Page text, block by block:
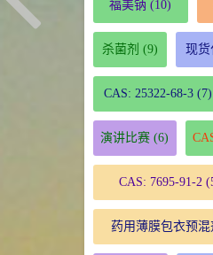
福美钠 (10)
杀菌剂 (9) 现货
CAS: 25322-68-3(7)
演讲比赛 (6)
CAS: 7695-91-2
药用薄膜包衣预混